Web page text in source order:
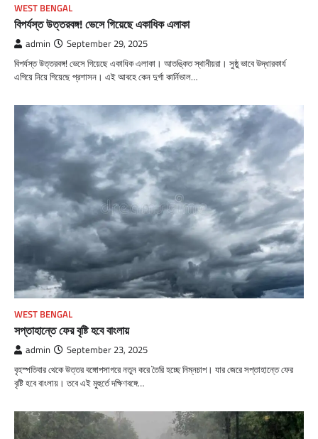
WEST BENGAL
বিপর্যস্ত উত্তরবঙ্গ! ভেসে গিয়েছে একাধিক এলাকা
admin September 29, 2025
বিপর্যস্ত উত্তরবঙ্গ! ভেসে গিয়েছে একাধিক এলাকা। আতঙ্কিত স্থানীয়রা। সুষ্ঠু ভাবে উদ্ধারকার্য
এগিয়ে নিয়ে গিয়েছে প্রশাসন। এই আবহে কেন দুর্গা কার্নিভাল…
WEST BENGAL
সপ্তাহান্তে ফের বৃষ্টি হবে বাংলায়
admin September 23, 2025
বৃহস্পতিবার থেকে উত্তর বঙ্গোপসাগরে নতুন করে তৈরি হচ্ছে নিম্নচাপ। যার জেরে সপ্তাহান্তে ফের
বৃষ্টি হবে বাংলায়। তবে এই মুহুর্তে দক্ষিণবঙ্গে…